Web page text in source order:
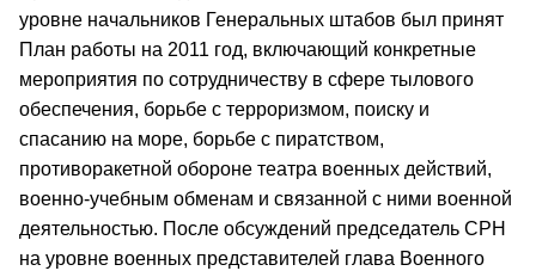
уровне начальников Генеральных штабов был принят
План работы на 2011 год, включающий конкретные
мероприятия по сотрудничеству в сфере тылового
обеспечения, борьбе с терроризмом, поиску и
спасанию на море, борьбе с пиратством,
противоракетной обороне театра военных действий,
военно-учебным обменам и связанной с ними военной
деятельностью. После обсуждений председатель СРН
на уровне военных представителей глава Военного